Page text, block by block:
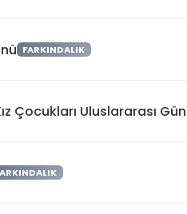
FARKINDALIK
Çocukları Uluslararası